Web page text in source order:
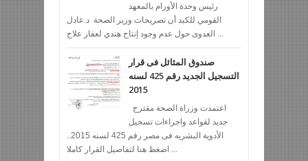
رئيس وحدة الأورام بالمعهد
القومي للكبد أن تصريحات وزير الصحة د.عادل
صندوق المثائل فى قرار
التسجيل الجديد رقم 425 لسنه
2015
جديد لقواعد واجراءات تسجيل
الأدوية البشريه فى مصر رقم 425 لسنه 2015..
اضغط هنا لتفاصيل القرار كاملا ...